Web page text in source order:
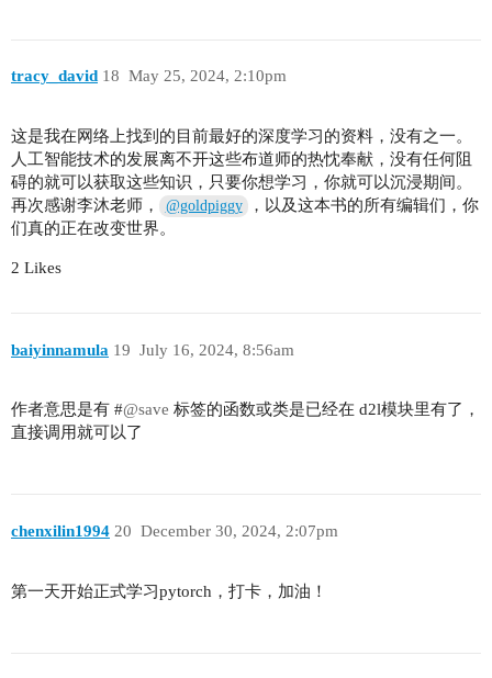
tracy_david May 25, 2024, 2:10pm
18
这是我在网络上找到的目前最好的深度学习的资料，没有之一。
人工智能技术的发展离不开这些布道师的热忱奉献，没有任何阻
碍的就可以获取这些知识，只要你想学习，你就可以沉浸期间。
再次感谢李沐老师，
@goldpiggy
，以及这本书的所有编辑们，你
们真的正在改变世界。
2 Likes
baiyinnamula July 16, 2024, 8:56am
19
作者意思是有 #@save 标签的函数或类是已经在 d2l模块里有了，
直接调用就可以了
chenxilin1994 December 30, 2024, 2:07pm
20
第一天开始正式学习pytorch，打卡，加油！